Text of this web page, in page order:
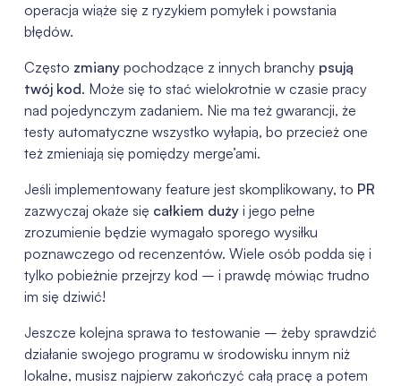
operacja wiąże się z ryzykiem pomyłek i powstania
błędów.
Często zmianypochodzące z innych branchy psują
twój kod. Może się to stać wielokrotnie w czasie pracy
nad pojedynczym zadaniem. Nie ma też gwarancji, że
testy automatyczne wszystko wyłapią, bo przecież one
też zmieniają się pomiędzy merge’ami.
Jeśli implementowany feature jest skomplikowany, to PR
zazwyczaj okaże się całkiem dużyi jego pełne
zrozumienie będzie wymagało sporego wysiłku
poznawczego od recenzentów. Wiele osób podda się i
tylko pobieżnie przejrzy kod – i prawdę mówiąc trudno
im się dziwić!
Jeszcze kolejna sprawa to testowanie – żeby sprawdzić
działanie swojego programu w środowisku innym niż
lokalne, musisz najpierw zakończyć całą pracę a potem